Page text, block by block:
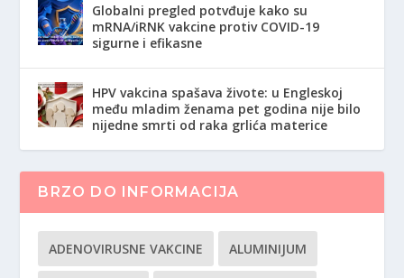
Globalni pregled potvđuje kako su
mRNA/iRNK vakcine protiv COVID-19
sigurne i efikasne
HPV vakcina spašava živote: u Engleskoj
među mladim ženama pet godina nije bilo
nijedne smrti od raka grlića materice
BRZO DO INFORMACIJA
ADENOVIRUSNE VAKCINE ALUMINIJUM